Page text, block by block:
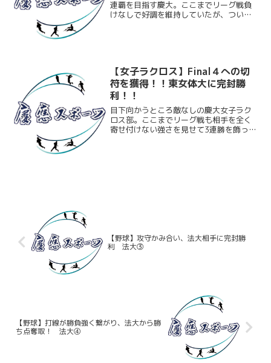
連覇を目指す慶大。ここまでリーグ戦負
けなしで好調を維持していたが、ついに
【女子ラクロス】Final４への切
符を獲得！！東女体大に完封勝
利！！
目下向かうところ敵なしの慶大女子ラク
ロス部。ここまでリーグ戦も相手を全く
寄せ付けない強さを見せて3連勝を飾って
【野球】攻守かみ合い、法大相手に完封勝
利 法大③
【野球】打線が勝負強く繋がり、法大から勝
ち点奪取！ 法大④